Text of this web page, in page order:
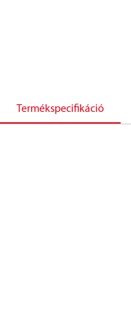
Termékspecifikáció